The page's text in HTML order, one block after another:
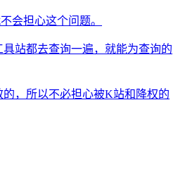
会担心这个问题。
站都去查询一遍，就能为查询的
，所以不必担心被K站和降权的